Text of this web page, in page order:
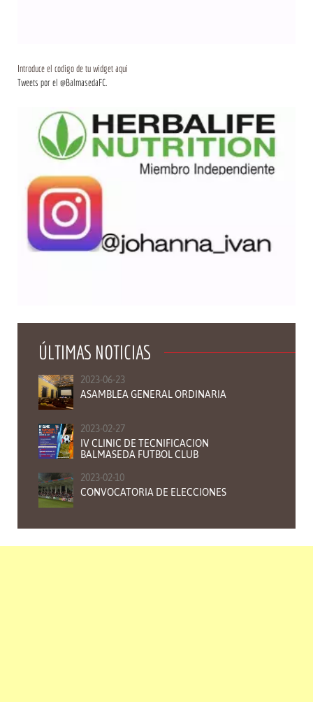
Introduce el codigo de tu widget aqui
Tweets por el @BalmasedaFC.
ÚLTIMAS NOTICIAS
2023-06-23
ASAMBLEA GENERAL ORDINARIA
2023-02-27
IV CLINIC DE TECNIFICACION
BALMASEDA FUTBOL CLUB
2023-02-10
CONVOCATORIA DE ELECCIONES